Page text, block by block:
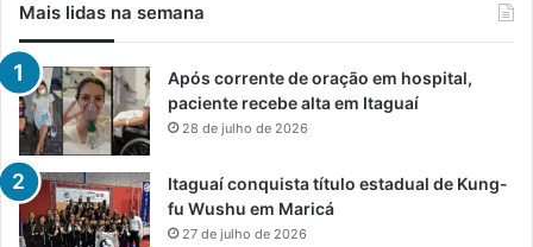
Mais lidas na semana
Após corrente de oração em hospital,
paciente recebe alta em Itaguaí
28 de julho de 2026
Itaguaí conquista título estadual de Kung-
fu Wushu em Maricá
27 de julho de 2026